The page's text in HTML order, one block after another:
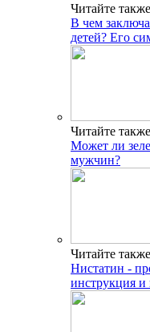
Читайте
В чем
детей? Его
Читайте
Может ли
мужчин?
Читайте
Нистатин -
инструкция